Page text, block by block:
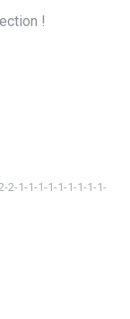
!
2-1-1-1-1-1-1-1-1-1-